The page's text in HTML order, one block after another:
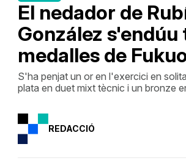
El nedador de
González s'endúu
medalles de
S'ha penjat un or en l'exercici en
plata en duet mixt tècnic i un bronze
REDACCIÓ